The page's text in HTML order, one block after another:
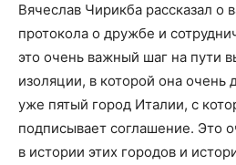
Вячеслав Чирикба рассказал о
протокола о дружбе и
это очень важный шаг на пути
изоляции, в которой она очень
уже пятый город Италии, с
подписывает соглашение. Это
в истории этих городов и